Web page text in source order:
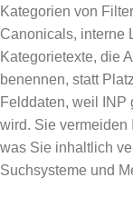
Kategorien von
Canonicals, interne
Kategorietexte, die
benennen, statt
Felddaten, weil INP
wird. Sie vermeiden
was Sie inhaltlich
Suchsysteme und